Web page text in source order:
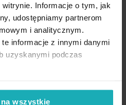
Informacje o tym, jak
udostępniamy partnerom
i analitycznym.
informacje z innymi danymi
uzyskanymi podczas
wszystkie